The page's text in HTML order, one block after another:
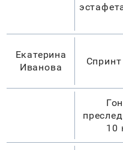
Екатерина
Иванова
10